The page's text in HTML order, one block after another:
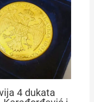
4 dukata